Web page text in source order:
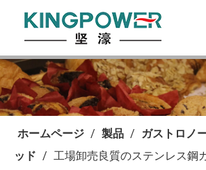
ホームページ / 製品 /
ガストロノ
ッド / 工場卸売良質のステンレス鋼